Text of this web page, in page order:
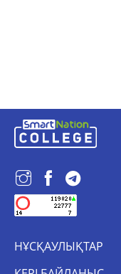
НҰСҚАУЛЫҚТАР